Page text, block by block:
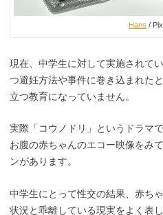
Hans /
現在、中学生に対して実施されて
つ避妊方法や事件に巻き込まれた
立つ教育になっていません。
実際「コウノドリ」というドラマ
お腹の赤ちゃんのエコー映像をみ
ンがあります。
中学生にとって性交の結果、赤ち
状況と乖離している現実をよく表し